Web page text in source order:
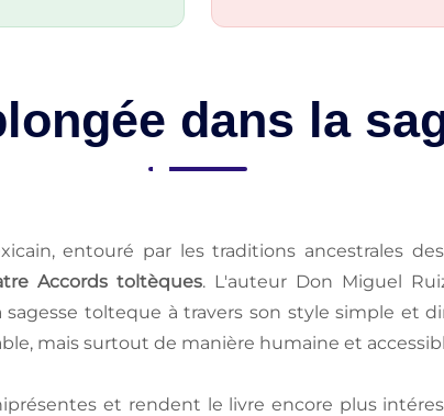
dans la
entouré par les traditions ancestrales
Accords toltèques. L'auteur Don Miguel
tolteque à travers son style simple et
mais surtout de manière humaine et
et rendent le livre encore plus